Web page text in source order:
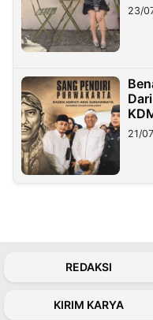
23/
21/
REDAKSI
KIRIM KARYA